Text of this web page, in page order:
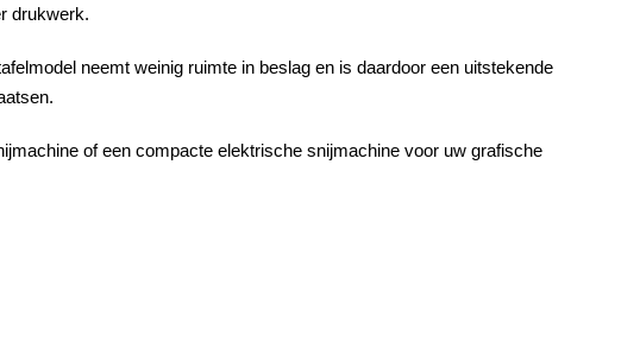
drukwerk.
neemt weinig ruimte in beslag en is daardoor een uitstekende
of een compacte elektrische snijmachine voor uw grafische